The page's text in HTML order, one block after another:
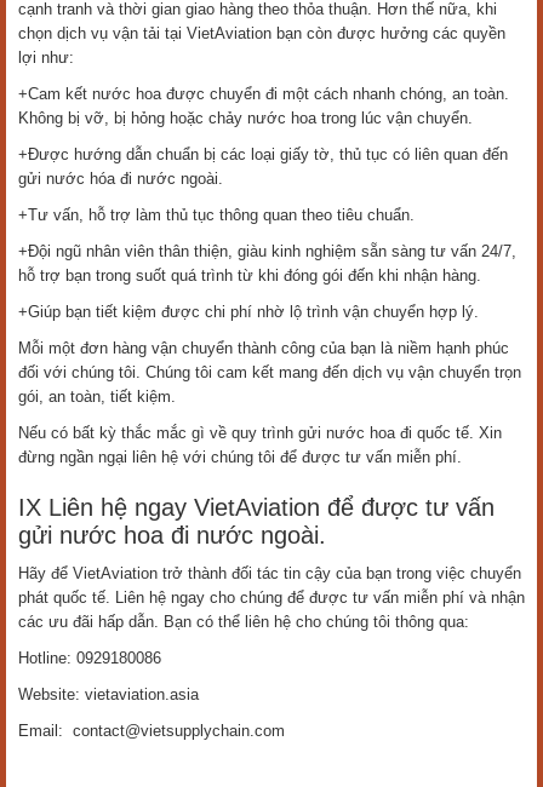
cạnh tranh và thời gian giao hàng theo thỏa thuận. Hơn thế nữa, khi
chọn dịch vụ vận tải tại VietAviation bạn còn được hưởng các quyền
lợi như:
+Cam kết nước hoa được chuyển đi một cách nhanh chóng, an toàn.
Không bị vỡ, bị hỏng hoặc chảy nước hoa trong lúc vận chuyển.
+Được hướng dẫn chuẩn bị các loại giấy tờ, thủ tục có liên quan đến
gửi nước hóa đi nước ngoài.
+Tư vấn, hỗ trợ làm thủ tục thông quan theo tiêu chuẩn.
+Đội ngũ nhân viên thân thiện, giàu kinh nghiệm sẵn sàng tư vấn 24/7,
hỗ trợ bạn trong suốt quá trình từ khi đóng gói đến khi nhận hàng.
+Giúp bạn tiết kiệm được chi phí nhờ lộ trình vận chuyển hợp lý.
Mỗi một đơn hàng vận chuyển thành công của bạn là niềm hạnh phúc
đối với chúng tôi. Chúng tôi cam kết mang đến dịch vụ vận chuyển trọn
gói, an toàn, tiết kiệm.
Nếu có bất kỳ thắc mắc gì về quy trình gửi nước hoa đi quốc tế. Xin
đừng ngần ngại liên hệ với chúng tôi để được tư vấn miễn phí.
IX Liên hệ ngay VietAviation để được tư vấn
gửi nước hoa đi nước ngoài.
Hãy để VietAviation trở thành đối tác tin cậy của bạn trong việc chuyển
phát quốc tế. Liên hệ ngay cho chúng để được tư vấn miễn phí và nhận
các ưu đãi hấp dẫn. Bạn có thể liên hệ cho chúng tôi thông qua:
Hotline: 0929180086
Website: vietaviation.asia
Email: contact@vietsupplychain.com